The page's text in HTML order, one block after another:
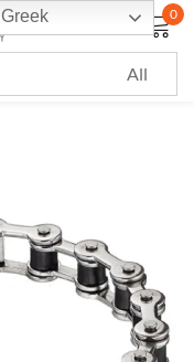
0
Greek
Lost password?